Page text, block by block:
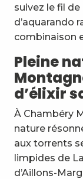
suivez le fil de
d’aquarando
combinaison
Pleine
d’élixir
À Chambéry
nature
aux torrents
limpides de
d’Aillons-